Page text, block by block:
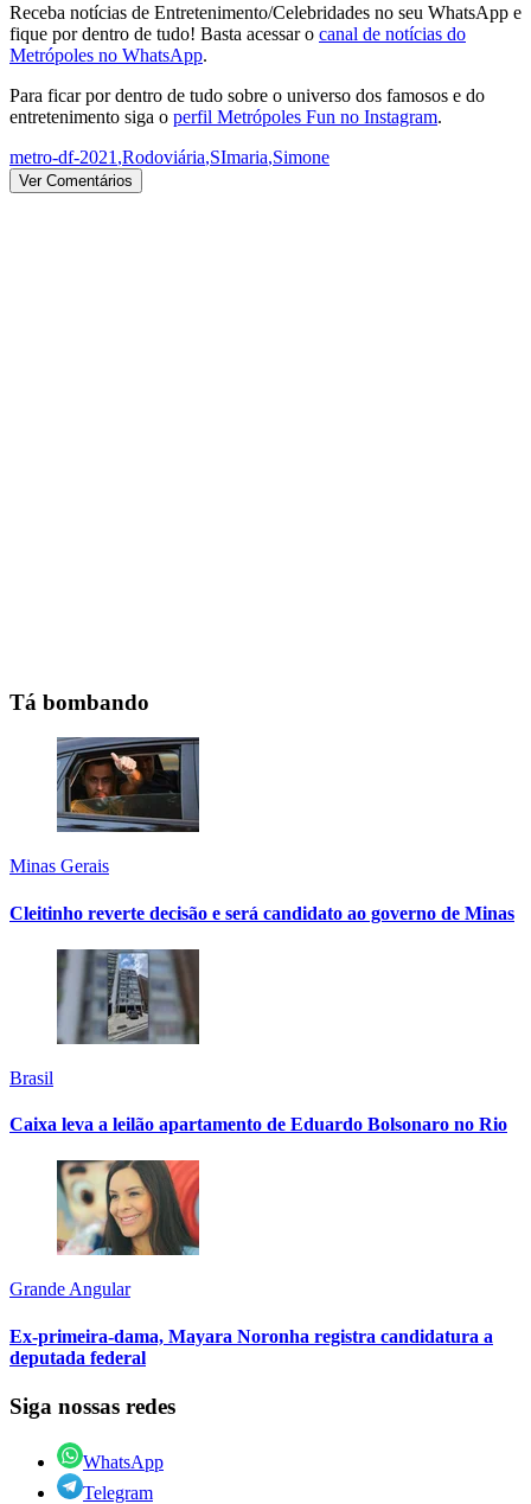
Receba notícias de Entretenimento/Celebridades no seu WhatsApp e
fique por dentro de tudo! Basta acessar o canal de notícias do
Metrópoles no WhatsApp.
Para ficar por dentro de tudo sobre o universo dos famosos e do
entretenimento siga o perfil Metrópoles Fun no Instagram.
metro-df-2021 ,Rodoviária,SImaria,Simone
Ver Comentários
Tá bombando
Minas Gerais
Cleitinho reverte decisão e será candidato ao governo de Minas
Brasil
Caixa leva a leilão apartamento de Eduardo Bolsonaro no Rio
Grande Angular
Ex-primeira-dama, Mayara Noronha registra candidatura a
deputada federal
Siga nossas redes
WhatsApp
Telegram